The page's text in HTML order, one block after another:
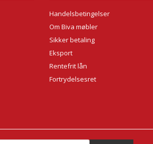
Handelsbetingelser
Om Biva møbler
Sikker betaling
Eksport
Rentefrit lån
Fortrydelsesret